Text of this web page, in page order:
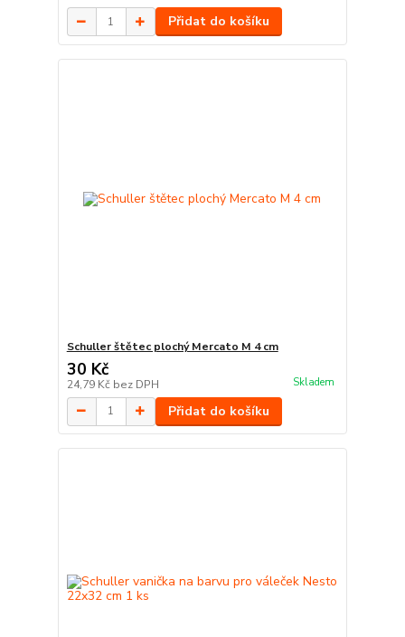
Přidat do košíku
Schuller štětec plochý Mercato M 4 cm
30 Kč
24,79 Kč bez DPH Skladem
Přidat do košíku